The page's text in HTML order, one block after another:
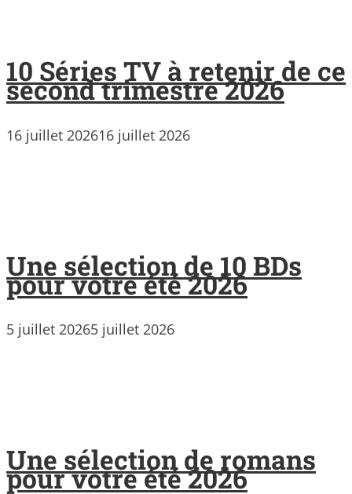
10 Séries TV à retenir de ce
second trimestre 2026
16 juillet 202616 juillet 2026
Une sélection de 10 BDs
pour votre été 2026
5 juillet 20265 juillet 2026
Une sélection de romans
pour votre été 2026